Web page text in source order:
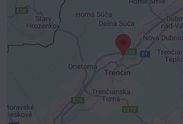
Externý obsah je blokovaný
Voľbami súkromia
Prajete si načítať externý obsah?
Povoliť tentokrát
Povoliť a zapamätať - súhlas s druhom
cookie: Funkčné